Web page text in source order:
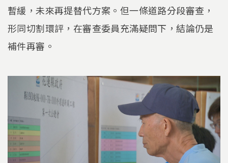
暫緩，未來再提替代方案。但一條道路分段審查，
形同切割環評，在審查委員充滿疑問下，結論仍是
補件再審。